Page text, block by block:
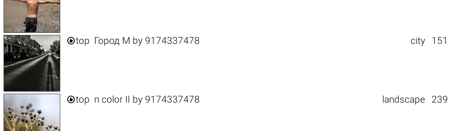
top Город M by 9174337478 city 151
top n color II by 9174337478 landscape 239